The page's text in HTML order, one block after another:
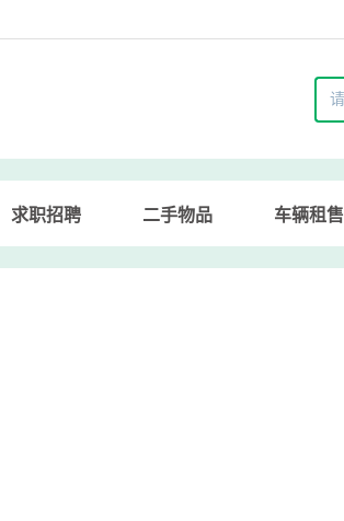
求职招聘 二手物品 车辆租售